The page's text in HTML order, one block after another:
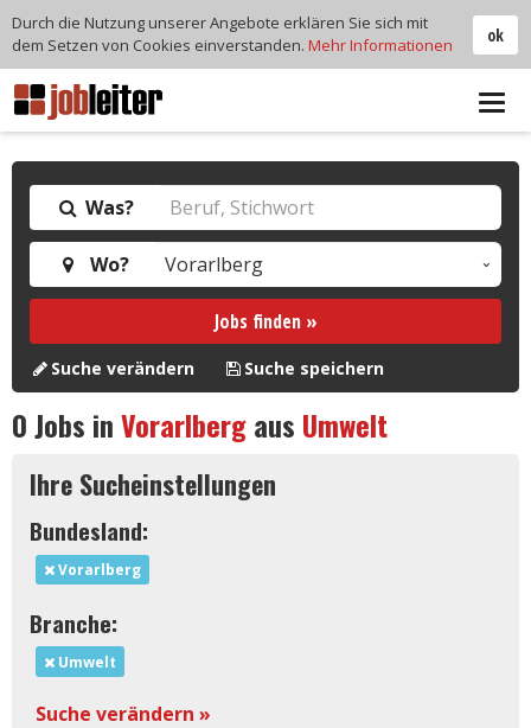
Was?
Wo?
Jobs finden »
Suche verändern Suche speichern
0Jobs inVorarlbergaus Umwelt
Ihre Sucheinstellungen
Bundesland:
Vorarlberg
Branche:
Umwelt
Suche verändern »
ok
Durch die Nutzung unserer Angebote erklären Sie sich mit
dem Setzen von Cookies einverstanden. Mehr Informationen